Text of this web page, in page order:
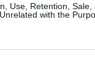
Use, Retention, Sale,
with the